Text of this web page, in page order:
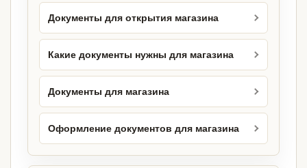
Документы для открытия магазина
Какие документы нужны для магазина
Документы для магазина
Оформление документов для магазина